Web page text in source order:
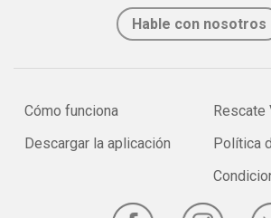
Hable con nosotros
Cómo funciona
Descargar la aplicación
Rescate
Política